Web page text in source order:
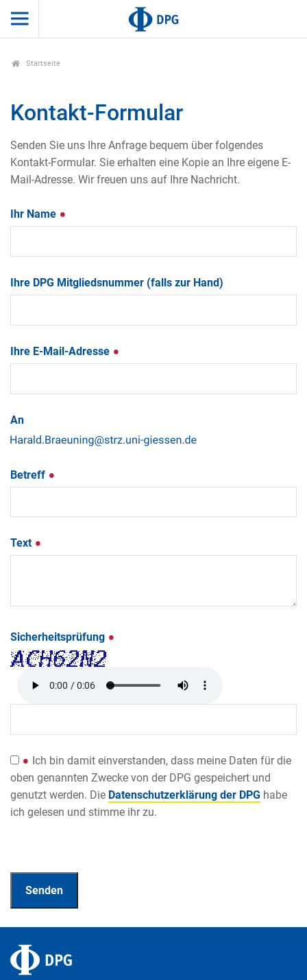
Startseite
Kontakt-Formular
Senden Sie uns Ihre Anfrage bequem über folgendes
Kontakt-Formular. Sie erhalten eine Kopie an Ihre eigene E-
Mail-Adresse. Wir freuen uns auf Ihre Nachricht.
Ihr Name
Ihre DPG Mitgliedsnummer (falls zur Hand)
Ihre E-Mail-Adresse
An
Betreff
Text
Sicherheitsprüfung
Ich bin damit einverstanden, dass meine Daten für die
oben genannten Zwecke von der DPG gespeichert und
genutzt werden. Die Datenschutzerklärung der DPG habe
ich gelesen und stimme ihr zu.